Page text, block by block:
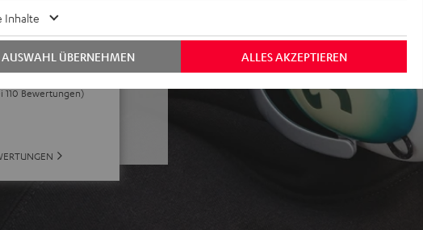
110 Bewertungen)
Inhalte
ALLES AKZEPTIEREN
AUSWAHL ÜBERNEHMEN